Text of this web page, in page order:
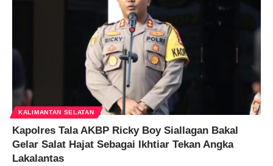
KALIMANTAN SELATAN
Kapolres Tala AKBP Ricky Boy Siallagan Bakal
Gelar Salat Hajat Sebagai Ikhtiar Tekan Angka
Lakalantas